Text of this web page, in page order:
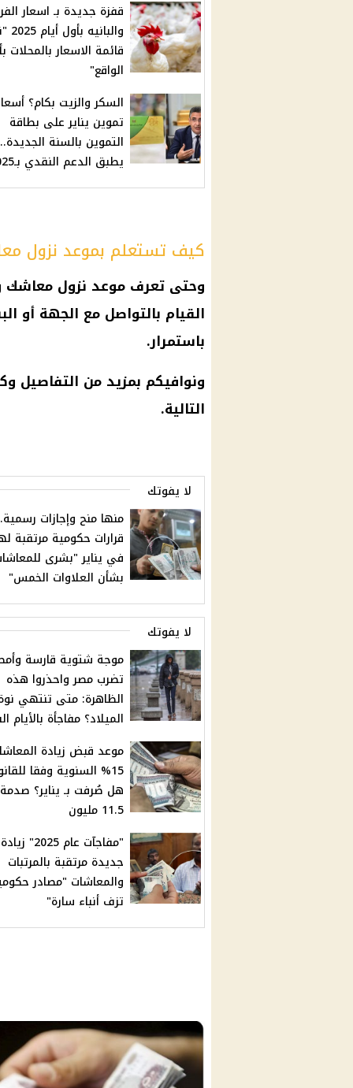
قفزة جديدة بـ اسعار
قائمة الاسعار بالمحلات
الواقع"
السكر والزيت بكام؟
تموين يناير على بطاقة
التموين بالسنة
يطبق الدعم النقدي بـ2025؟
كيف تستعلم بموعد نزول
وحتى تعرف موعد نزول
القيام بالتواصل مع الجهة أو
باستمرار.
ونوافيكم بمزيد من
التالية.
لا يفوتك
قرارات حكومية مرتقبة
في يناير "بشرى
بشأن العلاوات الخمس"
لا يفوتك
موجة شتوية قارسة
تضرب مصر واحذروا هذه
الظاهرة: متى تنتهي
الميلاد؟ مفاجأة بالأيام
موعد قبض زيادة
15% السنوية وفقا
هل صُرفت بـ يناير؟ صدمة
11.5 مليون
"مفاجآت عام 2025" زيادة
جديدة مرتقبة بالمرتبات
والمعاشات "مصادر
تزف أنباء سارة"